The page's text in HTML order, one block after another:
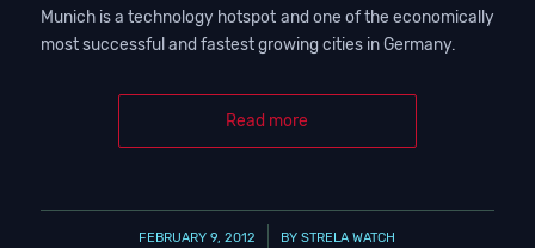
Munich is a technology hotspot and one of the economically
most successful and fastest growing cities in Germany.
Read more
FEBRUARY 9, 2012
/ BYSTRELA WATCH